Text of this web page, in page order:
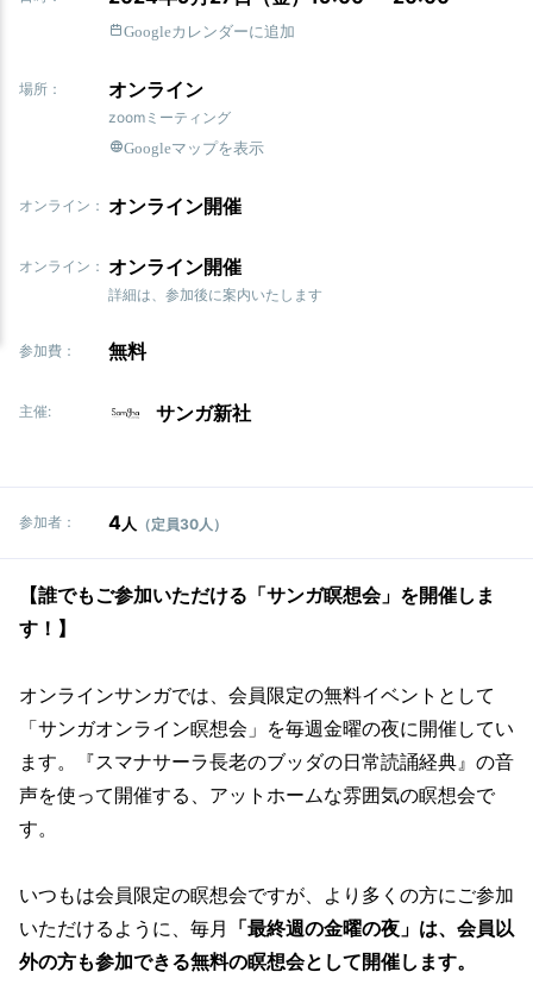
Googleカレンダーに追加
場所： オンライン
zoomミーティング
Googleマップを表示
オンライン： オンライン開催
オンライン： オンライン開催
詳細は、参加後に案内いたします
参加費： 無料
主催: サンガ新社
参加者： 4人 （定員30人）
【誰でもご参加いただける「サンガ瞑想会」を開催しま
す！】
オンラインサンガでは、会員限定の無料イベントとして
「サンガオンライン瞑想会」を毎週金曜の夜に開催してい
ます。『スマナサーラ長老のブッダの日常読誦経典』の音
声を使って開催する、アットホームな雰囲気の瞑想会で
す。
いつもは会員限定の瞑想会ですが、より多くの方にご参加
いただけるように、毎月 「最終週の金曜の夜」は、会員以
外の方も参加できる無料の瞑想会として開催します。